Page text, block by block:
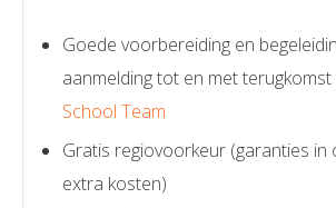
Goede voorbereiding en
aanmelding tot en met
School Team
Gratis regiovoorkeur (garanties in
extra kosten)